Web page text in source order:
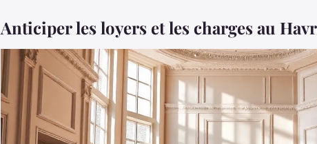
Anticiper les loyers et les charges au